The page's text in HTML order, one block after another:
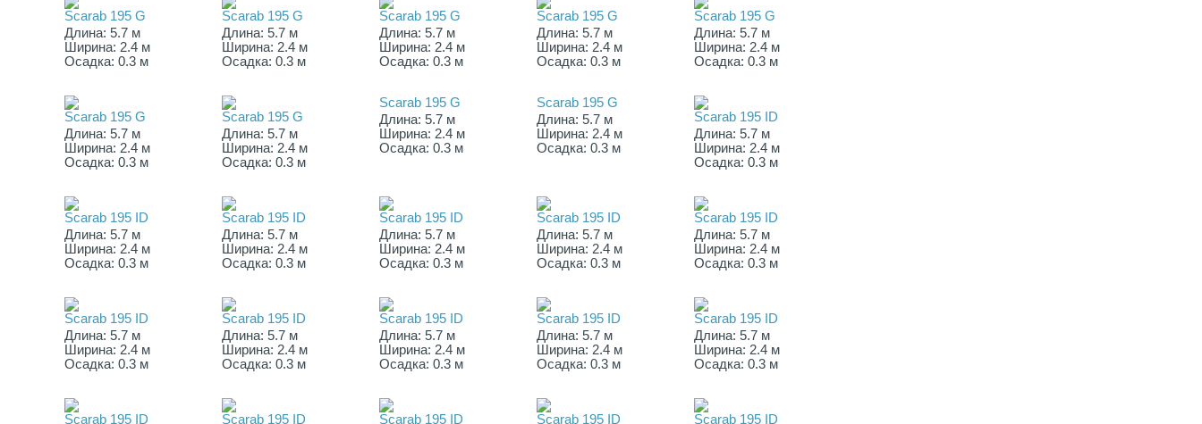
Scarab 195 G
Длина: 5.7 м
Ширина: 2.4 м
Осадка: 0.3 м
Scarab 195 G
Длина: 5.7 м
Ширина: 2.4 м
Осадка: 0.3 м
Scarab 195 G
Длина: 5.7 м
Ширина: 2.4 м
Осадка: 0.3 м
Scarab 195 G
Длина: 5.7 м
Ширина: 2.4 м
Осадка: 0.3 м
Scarab 195 G
Длина: 5.7 м
Ширина: 2.4 м
Осадка: 0.3 м
Scarab 195 G
Длина: 5.7 м
Ширина: 2.4 м
Осадка: 0.3 м
Scarab 195 G
Длина: 5.7 м
Ширина: 2.4 м
Осадка: 0.3 м
Scarab 195 G
Длина: 5.7 м
Ширина: 2.4 м
Осадка: 0.3 м
Scarab 195 G
Длина: 5.7 м
Ширина: 2.4 м
Осадка: 0.3 м
Scarab 195 ID
Длина: 5.7 м
Ширина: 2.4 м
Осадка: 0.3 м
Scarab 195 ID
Длина: 5.7 м
Ширина: 2.4 м
Осадка: 0.3 м
Scarab 195 ID
Длина: 5.7 м
Ширина: 2.4 м
Осадка: 0.3 м
Scarab 195 ID
Длина: 5.7 м
Ширина: 2.4 м
Осадка: 0.3 м
Scarab 195 ID
Длина: 5.7 м
Ширина: 2.4 м
Осадка: 0.3 м
Scarab 195 ID
Длина: 5.7 м
Ширина: 2.4 м
Осадка: 0.3 м
Scarab 195 ID
Длина: 5.7 м
Ширина: 2.4 м
Осадка: 0.3 м
Scarab 195 ID
Длина: 5.7 м
Ширина: 2.4 м
Осадка: 0.3 м
Scarab 195 ID
Длина: 5.7 м
Ширина: 2.4 м
Осадка: 0.3 м
Scarab 195 ID
Длина: 5.7 м
Ширина: 2.4 м
Осадка: 0.3 м
Scarab 195 ID
Длина: 5.7 м
Ширина: 2.4 м
Осадка: 0.3 м
Scarab 195 ID
Scarab 195 ID
Scarab 195 ID
Scarab 195 ID
Scarab 195 ID